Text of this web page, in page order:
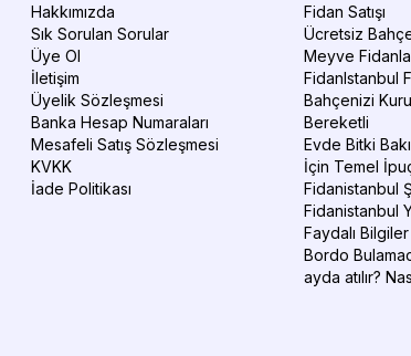
Hakkımızda
Sık Sorulan Sorular
Üye Ol
İletişim
Üyelik Sözleşmesi
Banka Hesap Numaraları
Mesafeli Satış Sözleşmesi
KVKK
İade Politikası
Fidan Satışı
Ücretsiz
Meyve
FidanIstanbul
Bahçenizi
Bereketli
Evde Bitki
İçin Temel
Fidanistanbul
Fidanistanbul
Faydalı Bilgiler
Bordo
ayda atılır?